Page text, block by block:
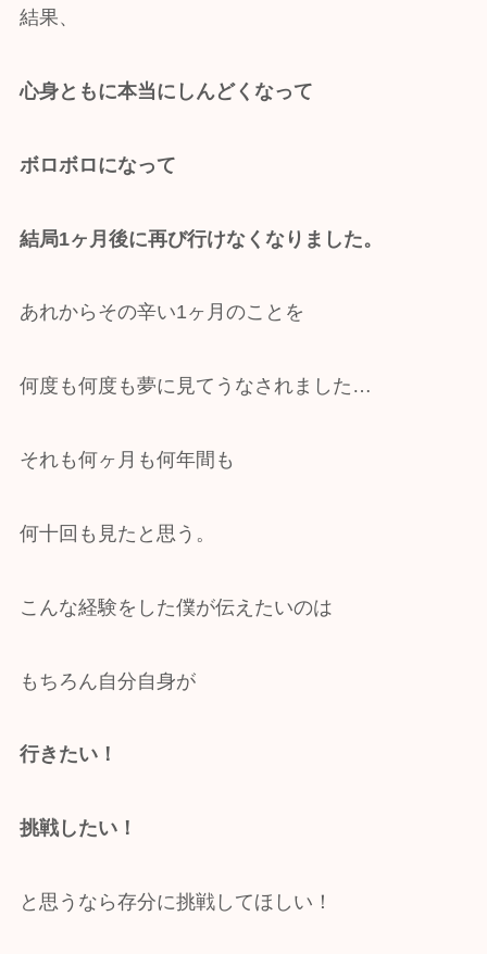
結果、
心身ともに本当にしんどくなって
ボロボロになって
結局1ヶ月後に再び行けなくなりました。
あれからその辛い1ヶ月のことを
何度も何度も夢に見てうなされました…
それも何ヶ月も何年間も
何十回も見たと思う。
こんな経験をした僕が伝えたいのは
もちろん自分自身が
行きたい！
挑戦したい！
と思うなら存分に挑戦してほしい！